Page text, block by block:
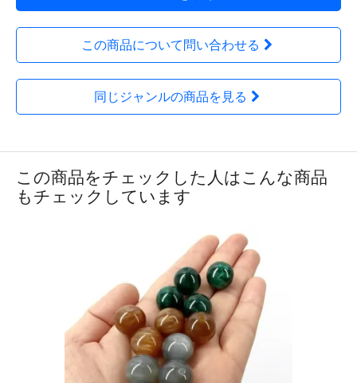
この商品について問い合わせる
同じジャンルの商品を見る
この商品をチェックした人はこんな商品
もチェックしています